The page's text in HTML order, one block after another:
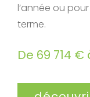
l’année ou
terme.
De 69 714